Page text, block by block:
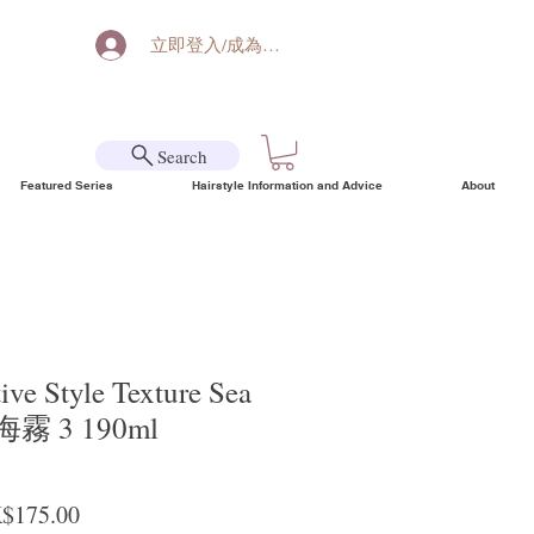
立即登入/成為會員
Search
Featured Series Hairstyle Information and Advice About
Style Texture Sea
霧 3 190ml
PriceSale Price